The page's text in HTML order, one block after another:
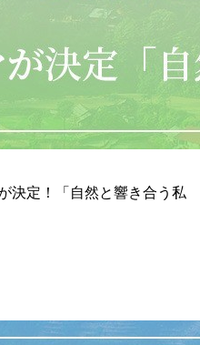
決定！「自然と響き合う私